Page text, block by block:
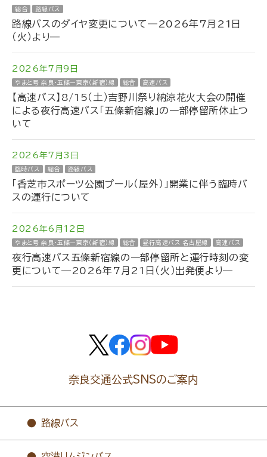
総合 路線バス
路線バスのダイヤ変更について―2026年7月21日
（火）より―
2026年7月9日
やまと号 奈良・五條ー東京（新宿）線 総合 高速バス
【高速バス】8/15（土）吉野川祭り納涼花火大会の開催
による夜行高速バス「五條新宿線」の一部停留所休止つ
いて
2026年7月3日
臨時バス 総合 路線バス
「香芝市スポーツ公園プール（屋外）」開業に伴う臨時バ
スの運行について
2026年6月12日
やまと号 奈良・五條ー東京（新宿）線 総合 昼行高速バス 名古屋線 高速バス
夜行高速バス五條新宿線の一部停留所と運行時刻の変
更について―2026年7月21日（火）出発便より―
奈良交通公式SNSのご案内
路線バス